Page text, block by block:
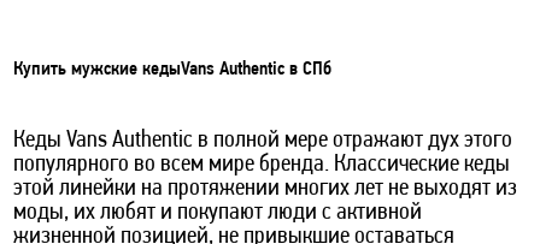
Купить мужские кедыVans Authentic в СПб
Кеды Vans Authentic в полной мере отражают дух этого
популярного во всем мире бренда. Классические кеды
этой линейки на протяжении многих лет не выходят из
моды, их любят и покупают люди с активной
жизненной позицией, не привыкшие оставаться